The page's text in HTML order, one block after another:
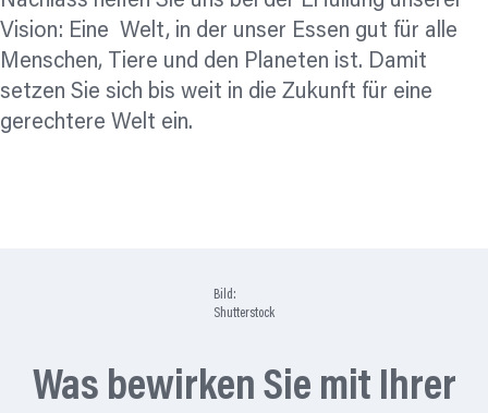
Vision: Eine Welt, in der unser Essen gut für alle
Menschen, Tiere und den Planeten ist. Damit
setzen Sie sich bis weit in die Zukunft für eine
gerechtere Welt ein.
Bild:
Shutterstock
Was bewirken Sie mit Ihrer